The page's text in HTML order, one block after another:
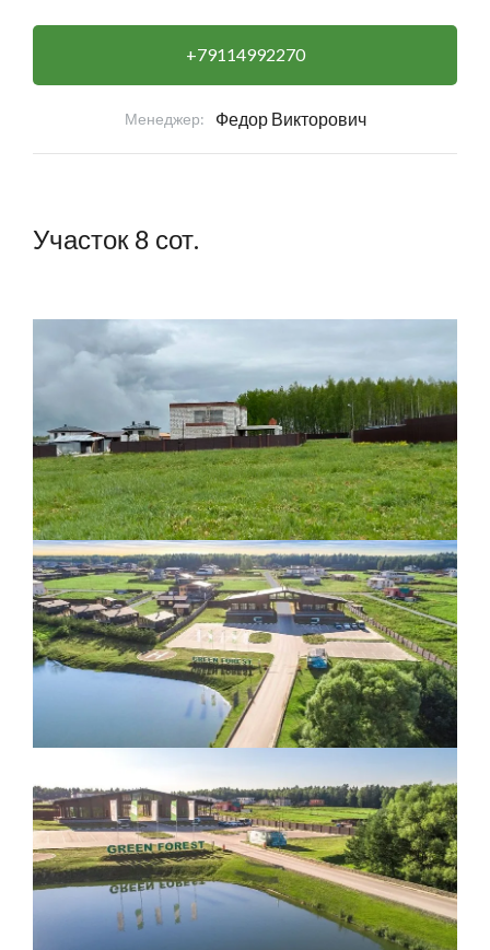
Участок 8 сот.
+79114992270
Менеджер: Федор Викторович